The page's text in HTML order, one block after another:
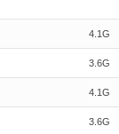
4.1G
3.6G
4.1G
3.6G